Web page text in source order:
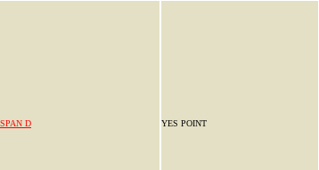
D YES POINT